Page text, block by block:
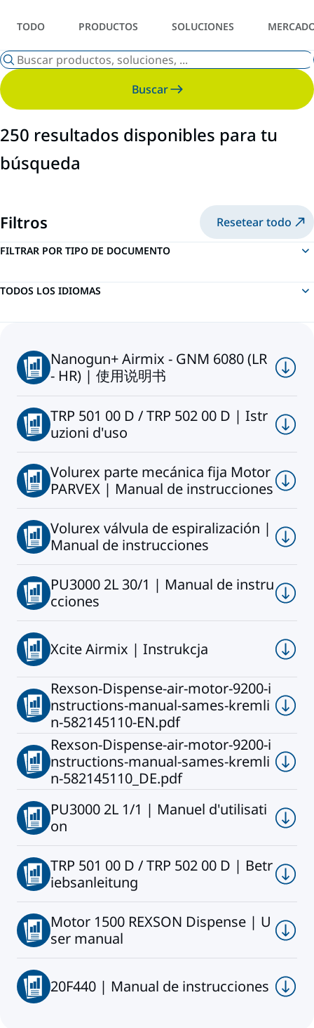
TODO PRODUCTOS SOLUCIONES
Buscar
250 resultados disponibles para tu
búsqueda
Filtros Resetear todo
FILTRAR POR TIPO DE DOCUMENTO
TODOS LOS IDIOMAS
Nanogun+ Airmix - GNM 6080 (LR
- HR) | 使用说明书
TRP 501 00 D / TRP 502 00 D | Istr
uzioni d'uso
Volurex parte mecánica fija Motor
PARVEX | Manual de instrucciones
Volurex válvula de espiralización |
Manual de instrucciones
PU3000 2L 30/1 | Manual de instru
cciones
Xcite Airmix | Instrukcja
Rexson-Dispense-air-motor-9200-i
nstructions-manual-sames-kremli
n-582145110-EN.pdf
Rexson-Dispense-air-motor-9200-i
nstructions-manual-sames-kremli
n-582145110_DE.pdf
PU3000 2L 1/1 | Manuel d'utilisati
on
TRP 501 00 D / TRP 502 00 D | Betr
iebsanleitung
Motor 1500 REXSON Dispense | U
ser manual
20F440 | Manual de instrucciones